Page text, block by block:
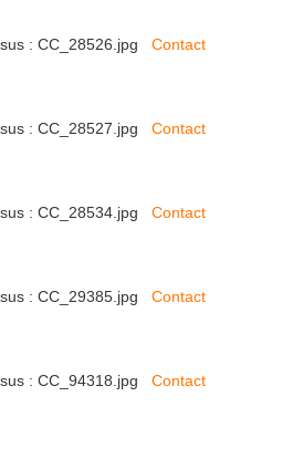
: CC_28526.jpg Contact
: CC_28527.jpg Contact
: CC_28534.jpg Contact
: CC_29385.jpg Contact
: CC_94318.jpg Contact